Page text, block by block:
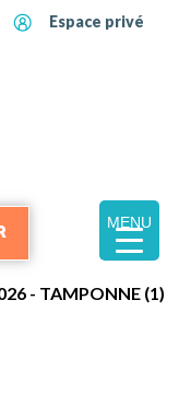
Espace privé
MENU
- TAMPONNE (1)